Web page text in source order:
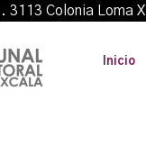
3113 Colonia
Inicio